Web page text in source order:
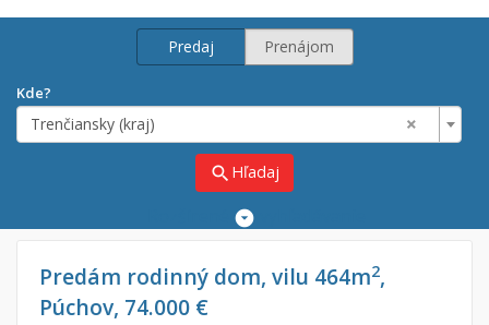
Predaj Prenájom
Kde?
×
Trenčiansky (kraj)
search Hľadaj
Predaj
Prenájom
Od:
Predám rodinný dom, vilu 464m2,
Púchov, 74.000 €